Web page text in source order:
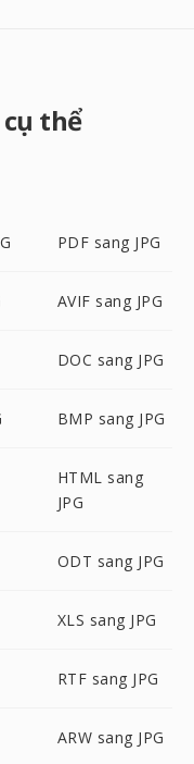
thể
PDF sang JPG
AVIF sang JPG
DOC sang JPG
BMP sang JPG
HTML sang
JPG
ODT sang JPG
XLS sang JPG
RTF sang JPG
ARW sang JPG